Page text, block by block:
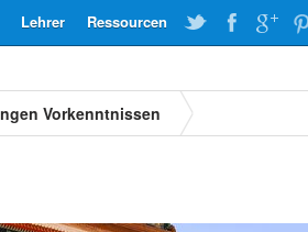
Ressourcen
Lehrer
Vorkenntnissen